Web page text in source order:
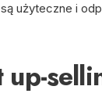
użyteczne i
up-